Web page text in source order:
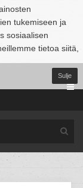
tukemiseen ja
sosiaalisen
tietoa siitä,
Sulje